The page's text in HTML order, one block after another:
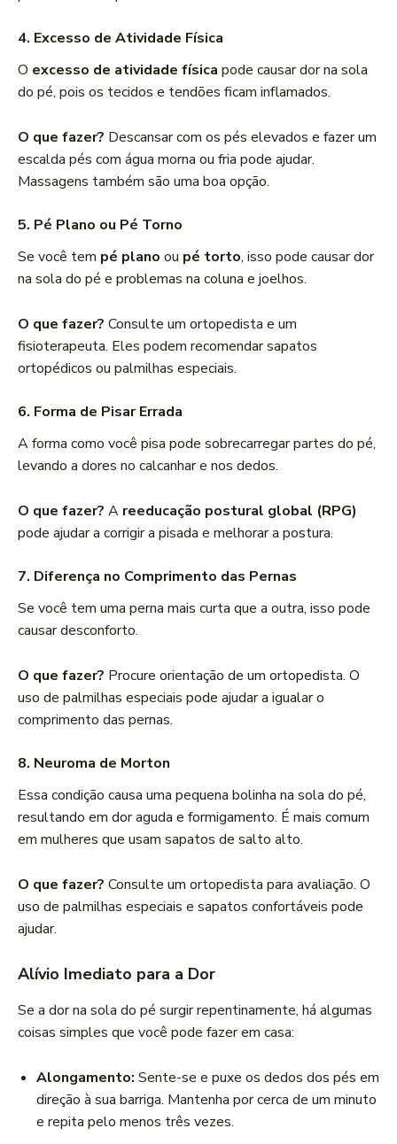
4. Excesso de Atividade Física
O excesso de atividade física pode causar dor na sola
do pé, pois os tecidos e tendões ficam inflamados.
O que fazer? Descansar com os pés elevados e fazer um
escalda pés com água morna ou fria pode ajudar.
Massagens também são uma boa opção.
5. Pé Plano ou Pé Torno
Se você tem pé plano ou pé torto, isso pode causar dor
na sola do pé e problemas na coluna e joelhos.
O que fazer? Consulte um ortopedista e um
fisioterapeuta. Eles podem recomendar sapatos
ortopédicos ou palmilhas especiais.
6. Forma de Pisar Errada
A forma como você pisa pode sobrecarregar partes do pé,
levando a dores no calcanhar e nos dedos.
O que fazer? A reeducação postural global (RPG)
pode ajudar a corrigir a pisada e melhorar a postura.
7. Diferença no Comprimento das Pernas
Se você tem uma perna mais curta que a outra, isso pode
causar desconforto.
O que fazer? Procure orientação de um ortopedista. O
uso de palmilhas especiais pode ajudar a igualar o
comprimento das pernas.
8. Neuroma de Morton
Essa condição causa uma pequena bolinha na sola do pé,
resultando em dor aguda e formigamento. É mais comum
em mulheres que usam sapatos de salto alto.
O que fazer? Consulte um ortopedista para avaliação. O
uso de palmilhas especiais e sapatos confortáveis pode
ajudar.
Alívio Imediato para a Dor
Se a dor na sola do pé surgir repentinamente, há algumas
coisas simples que você pode fazer em casa:
Alongamento: Sente-se e puxe os dedos dos pés em
direção à sua barriga. Mantenha por cerca de um minuto
e repita pelo menos três vezes.